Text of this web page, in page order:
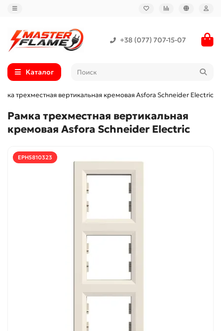
+38 (077) 707-15-07
Каталог
трехместная вертикальная кремовая Asfora Schneider Electric
Рамка трехместная вертикальная
кремовая Asfora Schneider Electric
EPH5810323